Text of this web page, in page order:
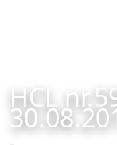
HCL